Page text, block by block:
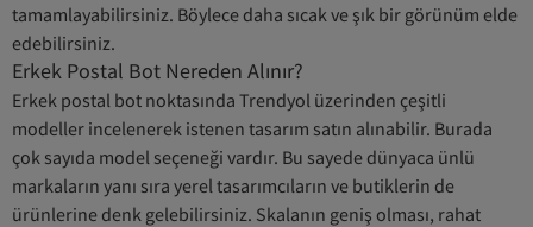
tamamlayabilirsiniz. Böylece daha sıcak ve şık bir görünüm elde
edebilirsiniz.
Erkek Postal Bot Nereden Alınır?
Erkek postal bot noktasında Trendyol üzerinden çeşitli
modeller incelenerek istenen tasarım satın alınabilir. Burada
çok sayıda model seçeneği vardır. Bu sayede dünyaca ünlü
markaların yanı sıra yerel tasarımcıların ve butiklerin de
ürünlerine denk gelebilirsiniz. Skalanın geniş olması, rahat